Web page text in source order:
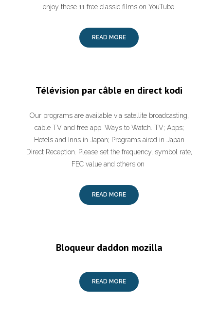
enjoy these 11 free classic films on YouTube.
READ MORE
Télévision par câble en direct kodi
Our programs are available via satellite broadcasting,
cable TV and free app. Ways to Watch. TV; Apps;
Hotels and Inns in Japan; Programs aired in Japan
Direct Reception. Please set the frequency, symbol rate,
FEC value and others on
READ MORE
Bloqueur daddon mozilla
READ MORE